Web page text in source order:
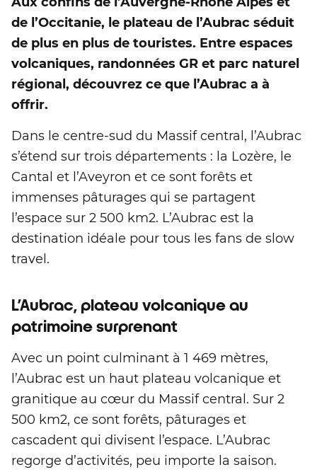
de l’Occitanie, le plateau de l’Aubrac séduit
de plus en plus de touristes. Entre espaces
volcaniques, randonnées GR et parc naturel
régional, découvrez ce que l’Aubrac a à
offrir.
Dans le centre-sud du Massif central, l’Aubrac
s’étend sur trois départements : la Lozère, le
Cantal et l’Aveyron et ce sont forêts et
immenses pâturages qui se partagent
l’espace sur 2 500 km2. L’Aubrac est la
destination idéale pour tous les fans de slow
travel.
L’Aubrac, plateau volcanique au
patrimoine surprenant
Avec un point culminant à 1 469 mètres,
l’Aubrac est un haut plateau volcanique et
granitique au cœur du Massif central. Sur 2
500 km2, ce sont forêts, pâturages et
cascadent qui divisent l’espace. L’Aubrac
regorge d’activités, peu importe la saison.